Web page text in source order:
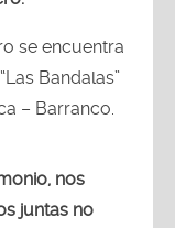
se encuentra
Bandalas”
– Barranco.
nos
juntas no